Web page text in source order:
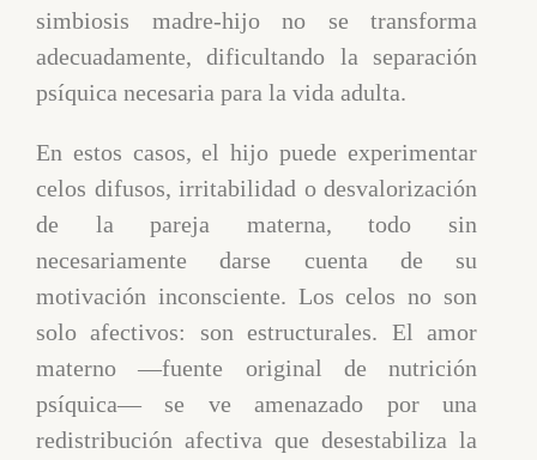
simbiosis madre-hijo no se transforma
adecuadamente, dificultando la separación
psíquica necesaria para la vida adulta.
En estos casos, el hijo puede experimentar
celos difusos, irritabilidad o desvalorización
de la pareja materna, todo sin
necesariamente darse cuenta de su
motivación inconsciente. Los celos no son
solo afectivos: son estructurales. El amor
materno —fuente original de nutrición
psíquica— se ve amenazado por una
redistribución afectiva que desestabiliza la